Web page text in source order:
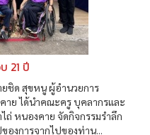
21 ปี
ชิด สุขหนู ผู้อำนวยการ
าย ได้นำคณะครู บุคลากรและ
ถ่ หนองคาย จัดกิจกรรมรำลึก
งการจากไปของท่าน...